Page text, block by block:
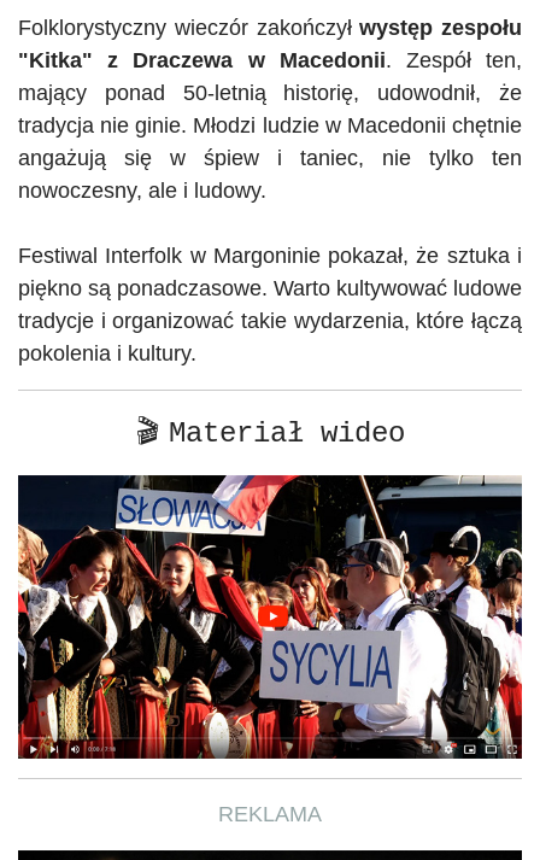
Folklorystyczny wieczór zakończyłwystęp zespołu
"Kitka" z Draczewa w Macedonii. Zespół ten,
mający ponad 50-letnią historię, udowodnił, że
tradycja nie ginie. Młodzi ludzie w Macedonii chętnie
angażują się w śpiew i taniec, nie tylko ten
nowoczesny, ale i ludowy.
Festiwal Interfolk w Margoninie pokazał, że sztuka i
piękno są ponadczasowe. Warto kultywować ludowe
tradycje i organizować takie wydarzenia, które łączą
pokolenia i kultury.
🎬 Materiał wideo
REKLAMA